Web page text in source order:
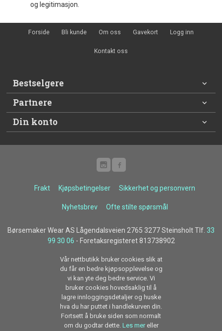
og legitimasjon.
Forside Bli kunde Om oss Gavekort Logg inn
Kontakt oss
Bestselgere
Partnere
Din konto
Frakt Kjøpsbetingelser Sikkerhet og personvern
Nyhetsbrev Ofte stilte spørsmål
Børsemaker Wear AS Lågendalsveien 2765 3277 Steinsholt Tlf. 33
99 30 06 - Foretaksregisteret 813738902
Vår nettbutikk bruker cookies slik at
du får en bedre kjøpsopplevelse og
vi kan yte deg bedre service. Vi
bruker cookies hovedsaklig til å
lagre innloggingsdetaljer og huske
hva du har puttet i handlekurven din.
Fortsett å bruke siden som normalt
om du godtar dette. Les mer eller